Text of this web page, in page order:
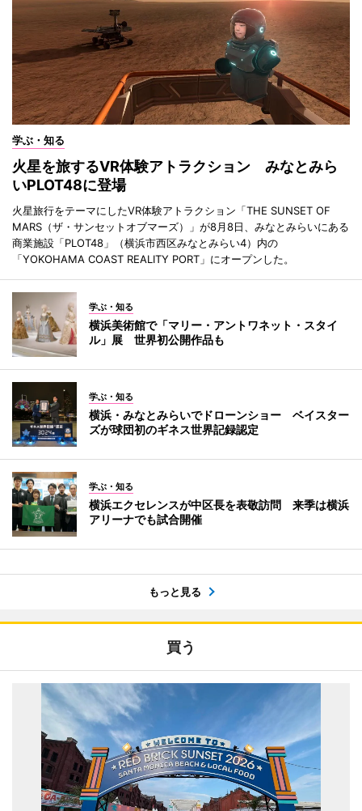
学ぶ・知る
火星を旅するVR体験アトラクション みなとみら
いPLOT48に登場
火星旅行をテーマにしたVR体験アトラクション「THE SUNSET OF
MARS（ザ・サンセットオブマーズ）」が8月8日、みなとみらいにある
商業施設「PLOT48」（横浜市西区みなとみらい4）内の
「YOKOHAMA COAST REALITY PORT」にオープンした。
学ぶ・知る
横浜美術館で「マリー・アントワネット・スタイ
ル」展 世界初公開作品も
学ぶ・知る
横浜・みなとみらいでドローンショー ベイスター
ズが球団初のギネス世界記録認定
学ぶ・知る
横浜エクセレンスが中区長を表敬訪問 来季は横浜
アリーナでも試合開催
もっと見る
買う